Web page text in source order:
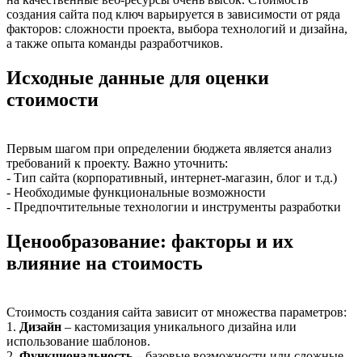
создания сайта под ключ варьируется в зависимости от ряда
факторов: сложности проекта, выбора технологий и дизайна,
а также опыта команды разработчиков.
Исходные данные для оценки
стоимости
Первым шагом при определении бюджета является анализ
требований к проекту. Важно уточнить:
- Тип сайта (корпоративный, интернет-магазин, блог и т.д.)
- Необходимые функциональные возможности
- Предпочтительные технологии и инструменты разработки
Ценообразование: факторы и их
влияние на стоимость
Стоимость создания сайта зависит от множества параметров:
1. Дизайн – кастомизация уникального дизайна или
использование шаблонов.